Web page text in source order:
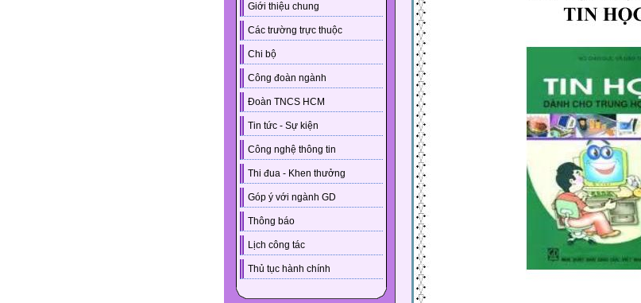
Giới thiệu chung
Các trường trực thuộc
Chi bộ
Công đoàn ngành
Đoàn TNCS HCM
Tin tức - Sự kiện
Công nghệ thông tin
Thi đua - Khen thưởng
Góp ý với ngành GD
Thông báo
Lịch công tác
Thủ tục hành chính